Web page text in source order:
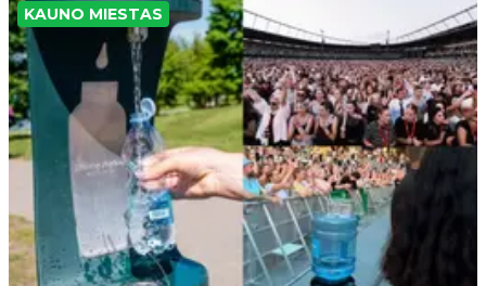
KAUNO MIESTAS